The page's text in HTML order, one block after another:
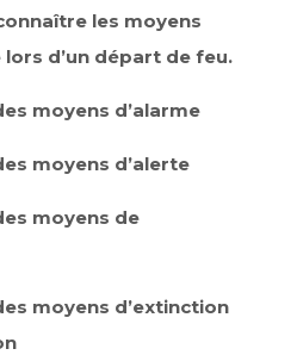
les moyens
d’un départ de feu.
moyens d’alarme
moyens d’alerte
moyens de
moyens d’extinction